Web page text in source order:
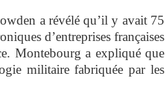
a révélé qu’il y avait 75
d’entreprises françaises
Montebourg a expliqué que
militaire fabriquée par les